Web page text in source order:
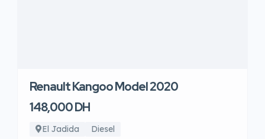
Renault Kangoo Model 2020
148,000 DH
El Jadida Diesel